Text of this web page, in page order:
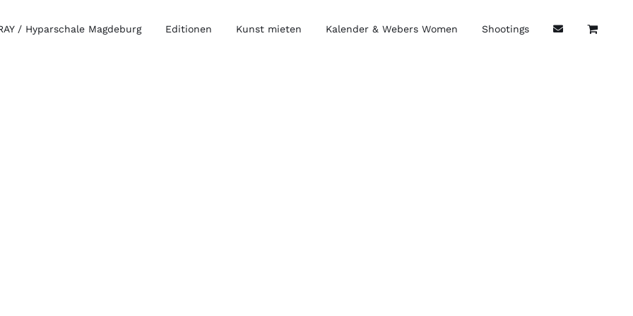
/ Hyparschale Magdeburg Editionen Kunst mieten Kalender & Webers Women Shootings